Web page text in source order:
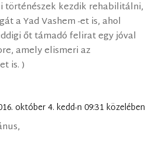
történészek kezdik rehabilitálni,
a Yad Vashem -et is, ahol
őt támadó felirat egy jóval
amely elismeri az
is. )
október 4. kedd-n 09:31 közelében